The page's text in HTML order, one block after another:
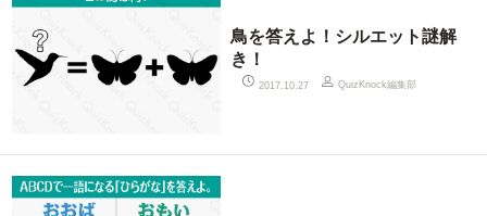
鳥を答えよ！シルエット謎解
き！
2017.10.27 QuizKnock編集部